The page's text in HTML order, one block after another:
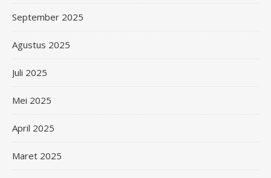
September 2025
Agustus 2025
Juli 2025
Mei 2025
April 2025
Maret 2025